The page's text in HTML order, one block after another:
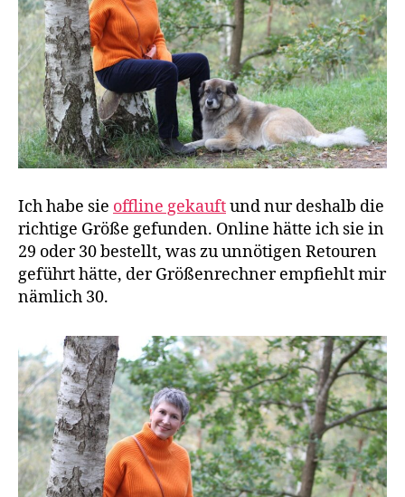
Ich habe sie offline gekauftund nur deshalb die
richtige Größe gefunden. Online hätte ich sie in
29 oder 30 bestellt, was zu unnötigen Retouren
geführt hätte, der Größenrechner empfiehlt mir
nämlich 30.